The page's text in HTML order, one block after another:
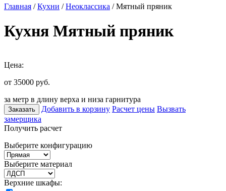
Главная /Кухни /Неоклассика / Мятный пряник
Кухня Мятный пряник
Цена:
от 35000 руб.
за метр в длину верха и низа гарнитура
Заказать Добавить в корзину Расчет цены Вызвать
замерщика
Получить расчет
Выберите конфигурацию
Выберите материал
Верхние шкафы: